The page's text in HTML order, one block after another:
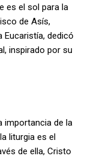
es el sol para la
de Asís,
dedicó
inspirado por su
importancia de la
liturgia es el
de ella, Cristo